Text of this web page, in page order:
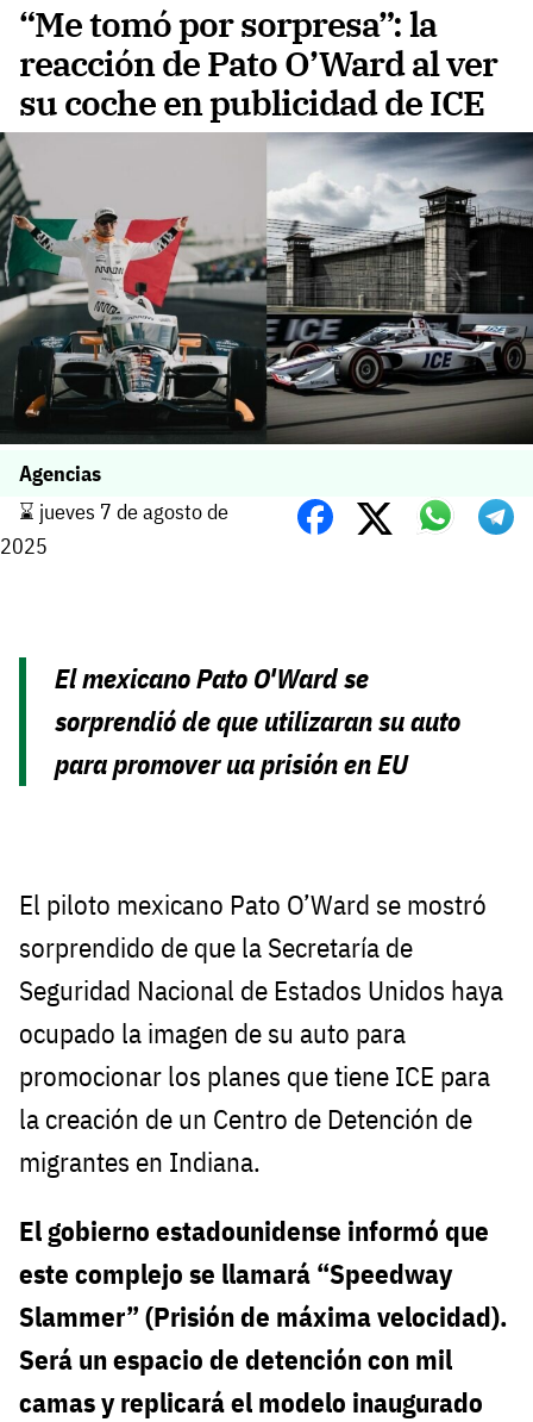
“Me tomó por sorpresa”: la
reacción de Pato O’Ward al ver
su coche en publicidad de ICE
Agencias
⌛️ jueves 7 de agosto de
2025
El mexicano Pato O'Ward se
sorprendió de que utilizaran su auto
para promover ua prisión en EU
El piloto mexicano Pato O’Ward se mostró
sorprendido de que la Secretaría de
Seguridad Nacional de Estados Unidos haya
ocupado la imagen de su auto para
promocionar los planes que tiene ICE para
la creación de un Centro de Detención de
migrantes en Indiana.
El gobierno estadounidense informó que
este complejo se llamará “Speedway
Slammer” (Prisión de máxima velocidad).
Será un espacio de detención con mil
camas y replicará el modelo inaugurado